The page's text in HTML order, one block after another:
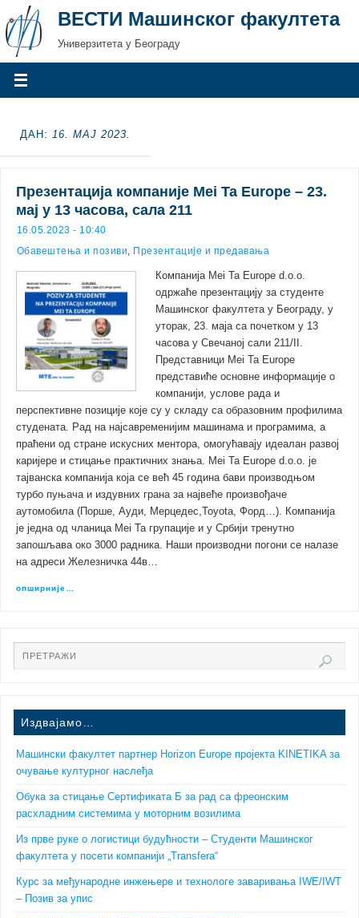
ВЕСТИ Машинског факултета
Универзитета у Београду
ДАН: 16. МАЈ 2023.
Презентација компаније Mei Ta Europe – 23.
мај у 13 часова, сала 211
16.05.2023 - 10:40
Обавештења и позиви, Презентације и предавања
Компанија Mei Ta Europe d.o.o.
одржаће презентацију за студенте
Машинског факултета у Београду, у
уторак, 23. маја са почетком у 13
часова у Свечаној сали 211/II.
Представници Mei Ta Europe
представиће основне информације о
компанији, услове рада и
перспективне позиције које су у складу са образовним профилима
студената. Рад на најсавременијим машинама и програмима, а
праћени од стране искусних ментора, омогућавају идеалан развој
каријере и стицање практичних знања. Mei Ta Europe d.o.o. је
тајванска компанија која се већ 45 година бави производњом
турбо пуњача и издувних грана за највеће произвођаче
аутомобила (Порше, Ауди, Мерцедес,Toyota, Форд…). Компанија
је једна од чланица Mei Ta групације и у Србији тренутно
запошљава око 3000 радника. Наши производни погони се налазе
на адреси Железничка 44в…
опширније…
Издвајамо…
Машински факултет партнер Horizon Europe пројекта KINETIKA за
очување културног наслеђа
Обука за стицање Сертификата Б за рад са фреонским
расхладним системима у моторним возилима
Из прве руке о логистици будућности – Студенти Машинског
факултета у посети компанији „Transfera“
Курс за међународне инжењере и технологе заваривања IWE/IWT
– Позив за упис